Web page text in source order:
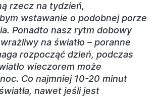
rzecz na tydzień,
wstawanie o podobnej porze
Ponadto nasz rytm dobowy
na światło – poranne
rozpocząć dzień, podczas
wieczorem może
Co najmniej 10-20 minut
nawet jeśli jest